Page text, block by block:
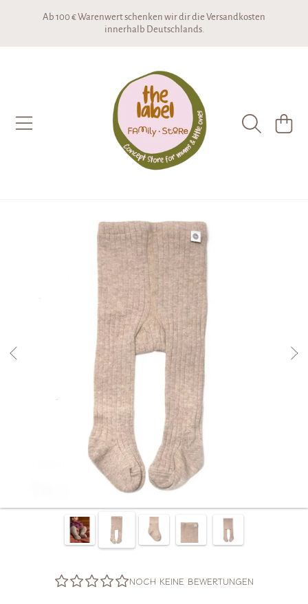
DIREKT ZUM INHALT
Ab 100 € Warenwert schenken wir dir die Versandkosten
innerhalb Deutschlands.
DIREKT ZU DEN PRODUKTINFORMATIONEN
NOCH KEINE BEWERTUNGEN